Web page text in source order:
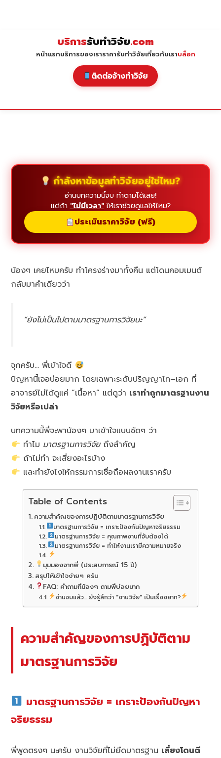
บริการรับทำวิจัย.com
หน้าแรกบริการของเราราคารับทำวิจัยเกี่ยวกับเราบล็อก
ติดต่อจ้างทำวิจัย
กำลังหาข้อมูลทำวิจัยอยู่ใช่ไหม?
อ่านบทความนี้จบ ทำตามได้เลย!
แต่ถ้า "ไม่มีเวลา"ให้เราช่วยดูแลให้ไหม?
ประเมินราคาวิจัย (ฟรี)
น้องๆ เคยไหมครับ ทำโครงร่างมาทั้งคืน แต่โดนคอมเมนต์
กลับมาคำเดียวว่า
“ยังไม่เป็นไปตามมาตรฐานการวิจัยนะ”
จุกครับ… พี่เข้าใจดี
ปัญหานี้เจอบ่อยมาก โดยเฉพาะระดับปริญญาโท–เอก ที่
อาจารย์ไม่ได้ดูแค่ “เนื้อหา” แต่ดูว่า เราทำถูกมาตรฐานงาน
วิจัยหรือเปล่า
บทความนี้พี่จะพาน้องๆ มาเข้าใจแบบชัดๆ ว่า
ทำไม มาตรฐานการวิจัยถึงสำคัญ
ถ้าไม่ทำ จะเสี่ยงอะไรบ้าง
และทำยังไงให้กรรมการเชื่อถือผลงานเราครับ
Table of Contents
ความสำคัญของการปฏิบัติตามมาตรฐานการวิจัย
มาตรฐานการวิจัย = เกราะป้องกันปัญหาจริยธรรม
มาตรฐานการวิจัย = คุณภาพงานที่จับต้องได้
มาตรฐานการวิจัย = ทำให้งานเรามีความหมายจริง
มุมมองจากพี่ (ประสบการณ์ 15 ปี)
สรุปให้เข้าใจง่ายๆ ครับ
FAQ: คำถามที่น้องๆ ถามพี่บ่อยมาก
อ่านจบแล้ว... ยังรู้สึกว่า "งานวิจัย" เป็นเรื่องยาก?
ความสำคัญของการปฏิบัติตาม
มาตรฐานการวิจัย
มาตรฐานการวิจัย = เกราะป้องกันปัญหา
จริยธรรม
พี่พูดตรงๆ นะครับ งานวิจัยที่ไม่ยึดมาตรฐาน เสี่ยงโดนตี